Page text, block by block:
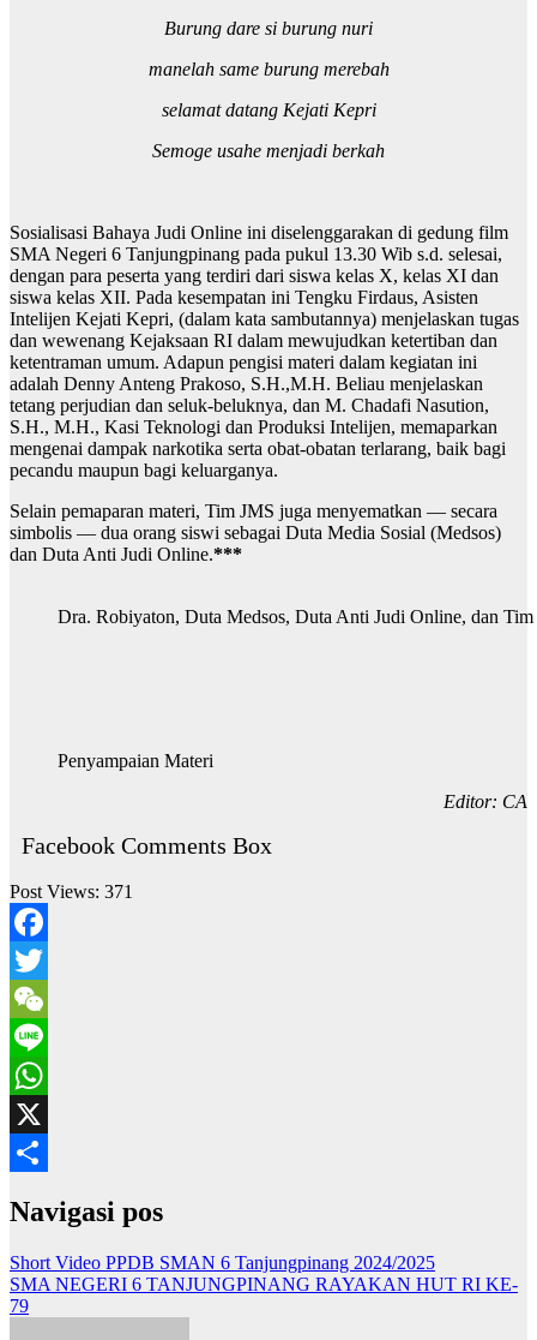
Burung dare si burung nuri
manelah same burung merebah
selamat datang Kejati Kepri
Semoge usahe menjadi berkah
Sosialisasi Bahaya Judi Online ini diselenggarakan di gedung film
SMA Negeri 6 Tanjungpinang pada pukul 13.30 Wib s.d. selesai,
dengan para peserta yang terdiri dari siswa kelas X, kelas XI dan
siswa kelas XII. Pada kesempatan ini Tengku Firdaus, Asisten
Intelijen Kejati Kepri, (dalam kata sambutannya) menjelaskan tugas
dan wewenang Kejaksaan RI dalam mewujudkan ketertiban dan
ketentraman umum. Adapun pengisi materi dalam kegiatan ini
adalah Denny Anteng Prakoso, S.H.,M.H. Beliau menjelaskan
tetang perjudian dan seluk-beluknya, dan M. Chadafi Nasution,
S.H., M.H., Kasi Teknologi dan Produksi Intelijen, memaparkan
mengenai dampak narkotika serta obat-obatan terlarang, baik bagi
pecandu maupun bagi keluarganya.
Selain pemaparan materi, Tim JMS juga menyematkan — secara
simbolis — dua orang siswi sebagai Duta Media Sosial (Medsos)
dan Duta Anti Judi Online.***
Dra. Robiyaton, Duta Medsos, Duta Anti Judi Online, dan
Penyampaian Materi
Editor: CA
Facebook Comments Box
Post Views: 371
Facebook
Twitter
WeChat
Line
WhatsApp
X
Navigasi pos
Short Video PPDB SMAN 6 Tanjungpinang 2024/2025
SMA NEGERI 6 TANJUNGPINANG RAYAKAN HUT RI KE-
79